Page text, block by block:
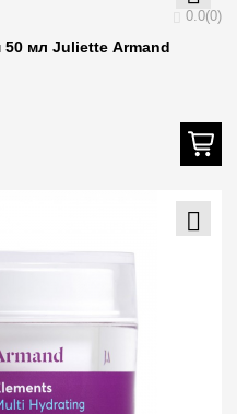
0.0(0)
мл Juliette Armand